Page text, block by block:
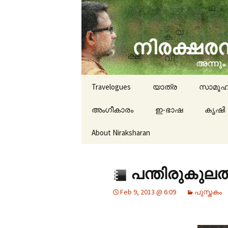
travelogues, book reviews,
Skip to content
Travelogues യാത്ര
അംഗീകാരം ഇ-ഭാഷ കൃഷി
About Niraksharan
Feb 9, 2013 @ 6:09 പുസ്തകം